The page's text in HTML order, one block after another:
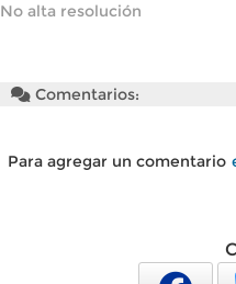
No alta resolución
Comentarios:
Para agregar un comentario